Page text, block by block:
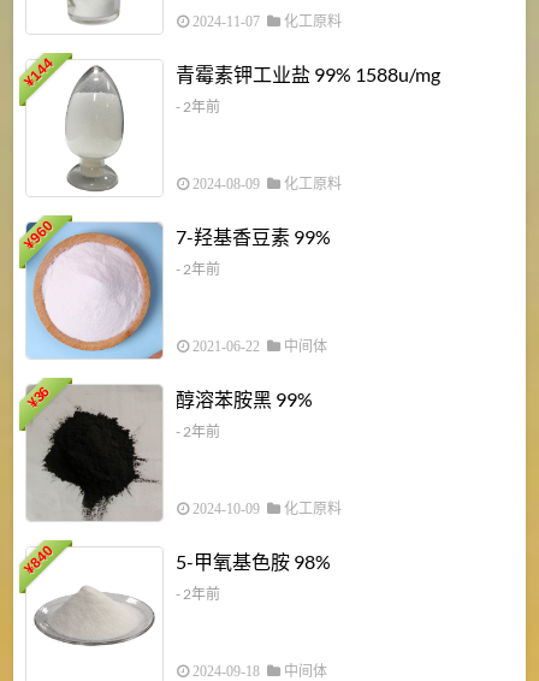
2024-11-07 化工原料
¥
144 青霉素钾工业盐 99% 1588u/mg
- 2年前
2024-08-09 化工原料
¥
960 7-羟基香豆素 99%
- 2年前
2021-06-22 中间体
¥
36 醇溶苯胺黑 99%
- 2年前
2024-10-09 化工原料
¥
840 5-甲氧基色胺 98%
- 2年前
2024-09-18 中间体